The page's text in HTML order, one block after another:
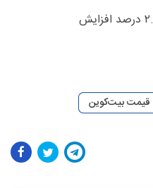
قیمت بیت‌کوین